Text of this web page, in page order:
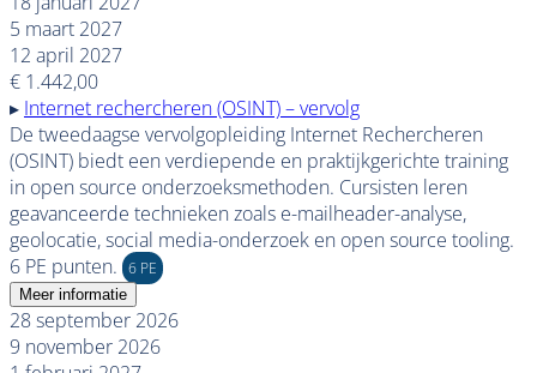
5 maart 2027
12 april 2027
€ 1.442,00
▸ Internet rechercheren (OSINT) – vervolg
De tweedaagse vervolgopleiding Internet Rechercheren
(OSINT) biedt een verdiepende en praktijkgerichte training
in open source onderzoeksmethoden. Cursisten leren
geavanceerde technieken zoals e-mailheader-analyse,
geolocatie, social media-onderzoek en open source tooling.
6 PE punten. 6 PE
Meer informatie
28 september 2026
9 november 2026